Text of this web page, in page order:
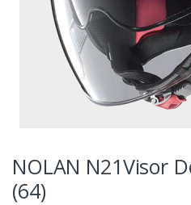
NOLAN N21Visor
(64)